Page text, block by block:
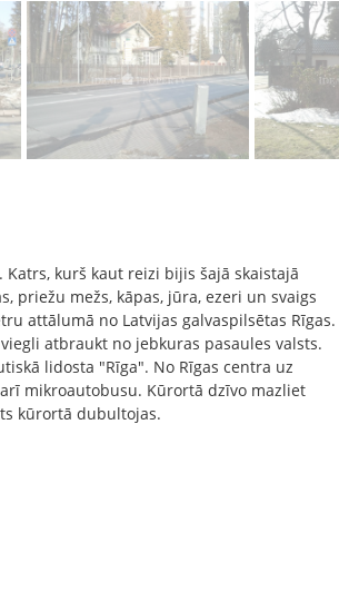
kurš kaut reizi bijis šajā skaistajā
priežu mežs, kāpas, jūra, ezeri un svaigs
attālumā no Latvijas galvaspilsētas Rīgas.
atbraukt no jebkuras pasaules valsts.
lidosta "Rīga". No Rīgas centra uz
mikroautobusu. Kūrortā dzīvo mazliet
kūrortā dubultojas.